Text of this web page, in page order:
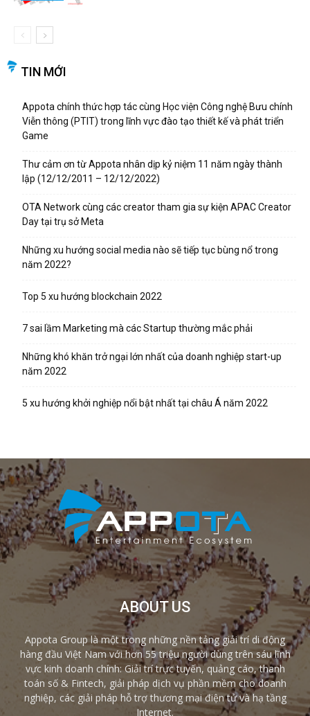
TIN MỚI
Appota chính thức hợp tác cùng Học viện Công nghệ Bưu chính
Viễn thông (PTIT) trong lĩnh vực đào tạo thiết kế và phát triển
Game
Thư cảm ơn từ Appota nhân dịp kỷ niệm 11 năm ngày thành
lập (12/12/2011 – 12/12/2022)
OTA Network cùng các creator tham gia sự kiện APAC Creator
Day tại trụ sở Meta
Những xu hướng social media nào sẽ tiếp tục bùng nổ trong
năm 2022?
Top 5 xu hướng blockchain 2022
7 sai lầm Marketing mà các Startup thường mắc phải
Những khó khăn trở ngại lớn nhất của doanh nghiệp start-up
năm 2022
5 xu hướng khởi nghiệp nổi bật nhất tại châu Á năm 2022
ABOUT US
Appota Group là một trong những nền tảng giải trí di động
hàng đầu Việt Nam với hơn 55 triệu người dùng trên sáu lĩnh
vực kinh doanh chính: Giải trí trực tuyến, quảng cáo, thanh
toán số & Fintech, giải pháp dịch vụ phần mềm cho doanh
nghiệp, các giải pháp hỗ trợ thương mại điện tử và hạ tầng
Internet.